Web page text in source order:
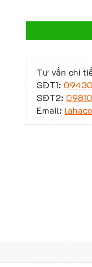
Tư vấn chi
SĐT1:
SĐT2:
Email: